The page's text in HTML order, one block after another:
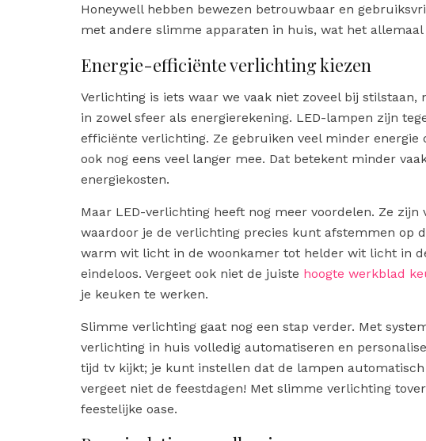
Honeywell hebben bewezen betrouwbaar en
met andere slimme apparaten in huis, wat het
Energie-efficiënte verlichting kiezen
Verlichting is iets waar we vaak niet zoveel bij
in zowel sfeer als energierekening. LED-lampen zijn
efficiënte verlichting. Ze gebruiken veel minder
ook nog eens veel langer mee. Dat betekent minder
energiekosten.
Maar LED-verlichting heeft nog meer voordelen. Ze
waardoor je de verlichting precies kunt afstemmen op
warm wit licht in de woonkamer tot helder wit licht in
eindeloos. Vergeet ook niet de juiste hoogte werkblad
je keuken te werken.
Slimme verlichting gaat nog een stap verder. Met
verlichting in huis volledig automatiseren en
tijd tv kijkt; je kunt instellen dat de lampen
vergeet niet de feestdagen! Met slimme verlichting
feestelijke oase.